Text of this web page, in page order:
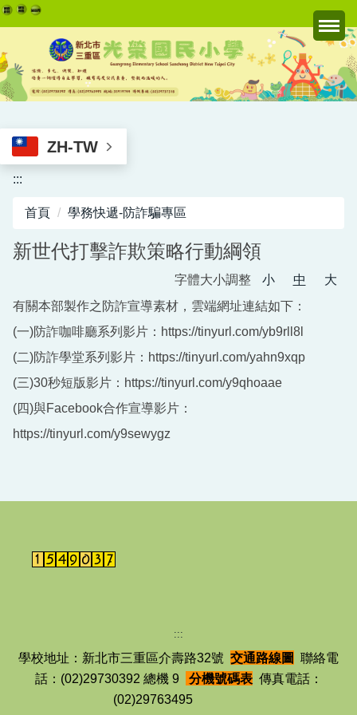
跳
到
主
要
內
區
ZH-TW
:::
首頁 學務快遞-防詐騙專區
新世代打擊詐欺策略行動綱領
字體大小調整 小 中
大
有關本部製作之防詐宣導素材，雲端網址連結如下：
(一)防詐咖啡廳系列影片：https://tinyurl.com/yb9rll8l
(二)防詐學堂系列影片：https://tinyurl.com/yahn9xqp
(三)30秒短版影片：https://tinyurl.com/y9qhoaae
(四)與Facebook合作宣導影片：
https://tinyurl.com/y9sewygz
:::
學校地址：新北市三重區介壽路32號 交通路線圖 聯絡電
話：(02)29730392 總機 9
分機號碼表 傳真電話：
(02)29763495